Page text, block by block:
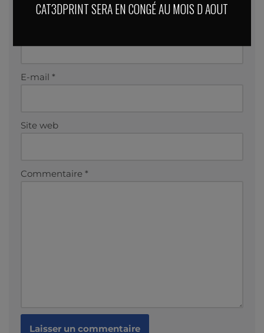
E-mail *
Site web
Commentaire *
CAT3DPRINT SERA EN CONGÉ AU MOIS D AOUT